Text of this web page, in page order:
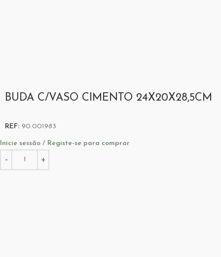
BUDA C/VASO CIMENTO 24X20X28,5CM
REF: 90.001983
Inicie sessão / Registe-se para comprar